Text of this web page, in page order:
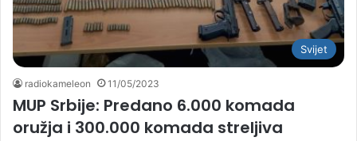
Svijet
radiokameleon 11/05/2023
MUP Srbije: Predano 6.000 komada
oružja i 300.000 komada streljiva